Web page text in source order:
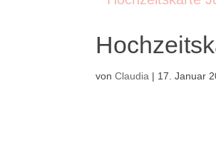
vonClaudia | 17. Januar